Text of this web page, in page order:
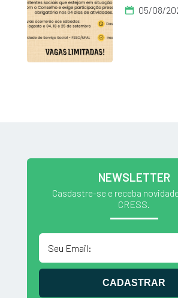
05/08/
NEWSLETTER
Casdastre-se e receba
CRESS.
CADASTRAR